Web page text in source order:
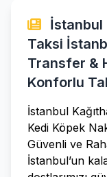
İstanbul
Taksi
Transfer &
Konforlu
İstanbul
Kedi Köpek
Güvenli ve
İstanbul’un